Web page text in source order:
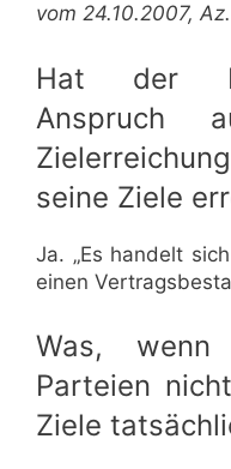
vom 24.10.2007, Az.
Hat der
Anspruch
seine Ziele
Ja. „Es handelt
einen
Was,
Parteien
Ziele